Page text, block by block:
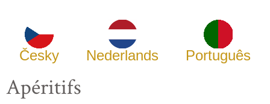
Česky Nederlands Português
Apéritifs